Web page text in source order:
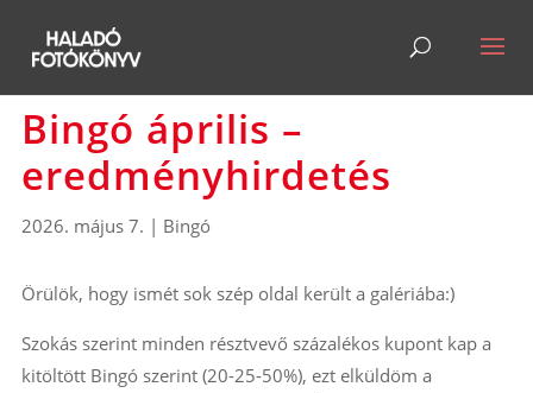
Bingó április –
eredményhirdetés
2026. május 7. | Bingó
Örülök, hogy ismét sok szép oldal került a galériába:)
Szokás szerint minden résztvevő százalékos kupont kap a
kitöltött Bingó szerint (20-25-50%), ezt elküldöm a